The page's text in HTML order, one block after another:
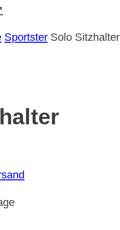
Sportster Solo Sitzhalter